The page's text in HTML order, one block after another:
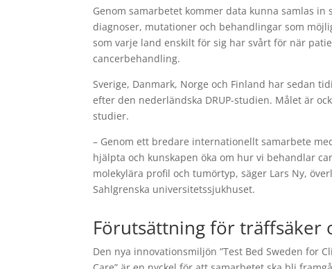
Genom samarbetet kommer data kunna samlas
diagnoser, mutationer och behandlingar som
som varje land enskilt för sig har svårt för när
cancerbehandling.
Sverige, Danmark, Norge och Finland har sedan
efter den nederländska DRUP-studien. Målet är
studier.
– Genom ett bredare internationellt samarbete
hjälpta och kunskapen öka om hur vi behandlar
molekylära profil och tumörtyp, säger Lars Ny,
Sahlgrenska universitetssjukhuset.
Förutsättning för träffsäker
Den nya innovationsmiljön ”Test Bed Sweden for